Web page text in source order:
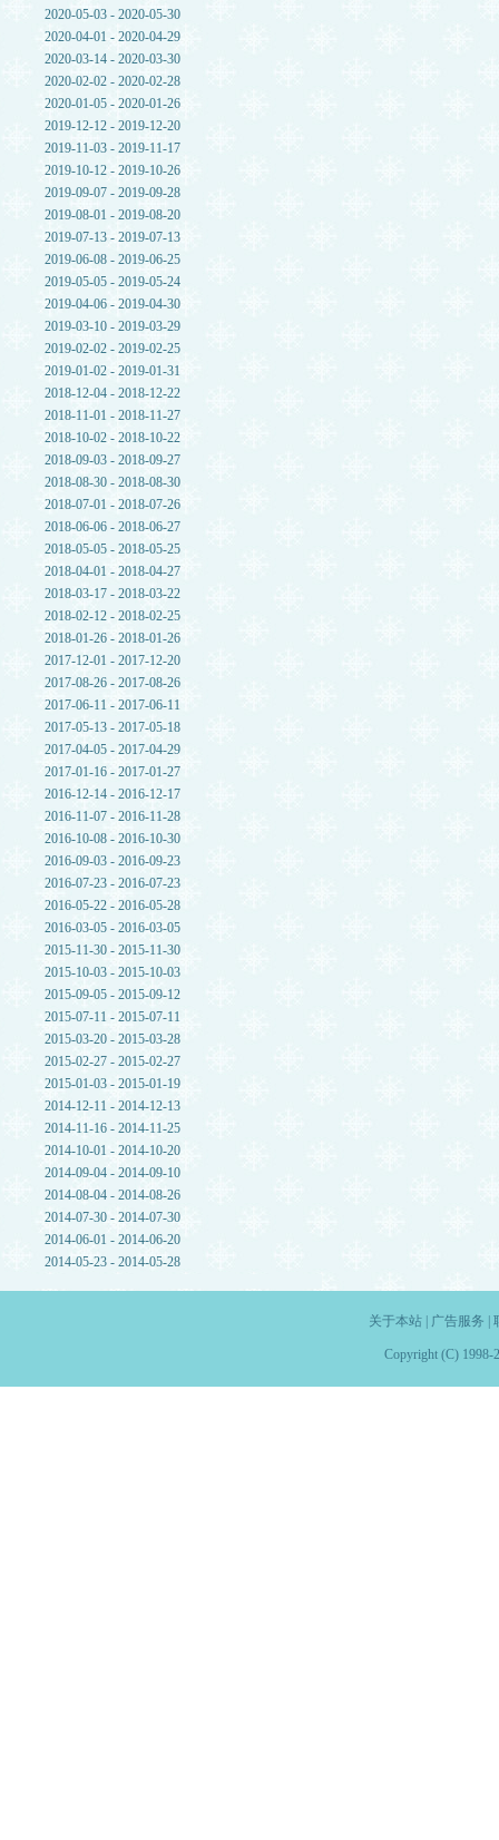
2020-05-03 - 2020-05-30
2020-04-01 - 2020-04-29
2020-03-14 - 2020-03-30
2020-02-02 - 2020-02-28
2020-01-05 - 2020-01-26
2019-12-12 - 2019-12-20
2019-11-03 - 2019-11-17
2019-10-12 - 2019-10-26
2019-09-07 - 2019-09-28
2019-08-01 - 2019-08-20
2019-07-13 - 2019-07-13
2019-06-08 - 2019-06-25
2019-05-05 - 2019-05-24
2019-04-06 - 2019-04-30
2019-03-10 - 2019-03-29
2019-02-02 - 2019-02-25
2019-01-02 - 2019-01-31
2018-12-04 - 2018-12-22
2018-11-01 - 2018-11-27
2018-10-02 - 2018-10-22
2018-09-03 - 2018-09-27
2018-08-30 - 2018-08-30
2018-07-01 - 2018-07-26
2018-06-06 - 2018-06-27
2018-05-05 - 2018-05-25
2018-04-01 - 2018-04-27
2018-03-17 - 2018-03-22
2018-02-12 - 2018-02-25
2018-01-26 - 2018-01-26
2017-12-01 - 2017-12-20
2017-08-26 - 2017-08-26
2017-06-11 - 2017-06-11
2017-05-13 - 2017-05-18
2017-04-05 - 2017-04-29
2017-01-16 - 2017-01-27
2016-12-14 - 2016-12-17
2016-11-07 - 2016-11-28
2016-10-08 - 2016-10-30
2016-09-03 - 2016-09-23
2016-07-23 - 2016-07-23
2016-05-22 - 2016-05-28
2016-03-05 - 2016-03-05
2015-11-30 - 2015-11-30
2015-10-03 - 2015-10-03
2015-09-05 - 2015-09-12
2015-07-11 - 2015-07-11
2015-03-20 - 2015-03-28
2015-02-27 - 2015-02-27
2015-01-03 - 2015-01-19
2014-12-11 - 2014-12-13
2014-11-16 - 2014-11-25
2014-10-01 - 2014-10-20
2014-09-04 - 2014-09-10
2014-08-04 - 2014-08-26
2014-07-30 - 2014-07-30
2014-06-01 - 2014-06-20
2014-05-23 - 2014-05-28
关于本站| 广告服务
Copyright (C) 1998-